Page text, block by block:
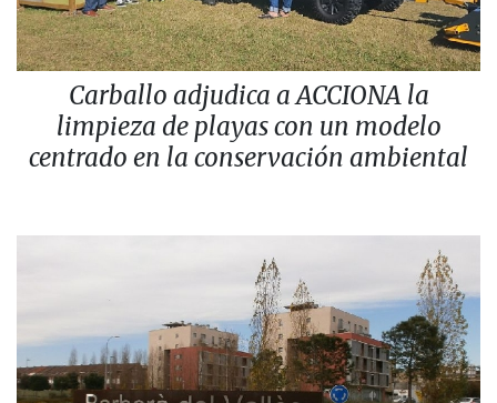
Carballo adjudica a ACCIONA la
limpieza de playas con un modelo
centrado en la conservación ambiental